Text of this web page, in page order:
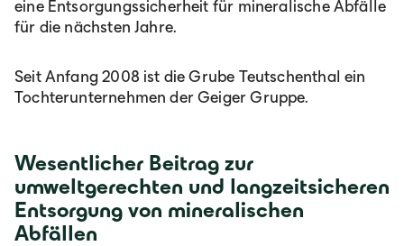
eine Entsorgungssicherheit für mineralische Abfälle
für die nächsten Jahre.
Seit Anfang 2008 ist die Grube Teutschenthal ein
Tochterunternehmen der Geiger Gruppe.
Wesentlicher Beitrag zur
umweltgerechten und langzeitsicheren
Entsorgung von mineralischen
Abfällen